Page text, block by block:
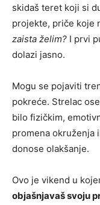
skidaš teret koji si
projekte, priče koje
zaista želim? I prvi
dolazi jasno.
Mogu se pojaviti
pokreće. Strelac
bilo fizičkim,
promena okruženja
donose olakšanje.
Ovo je vikend u
objašnjavaš svoju